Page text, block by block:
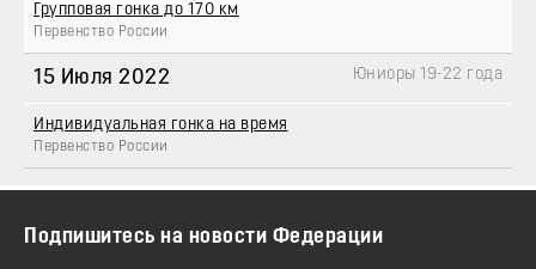
Групповая гонка до 170 км
Первенство России
15 Июля 2022
Индивидуальная гонка на время
Первенство России
Юниоры 19-22 года
Подпишитесь на новости Федерации